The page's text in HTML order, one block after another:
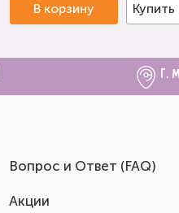
В корзину Купить
г.
Вопрос и Ответ (FAQ)
Акции